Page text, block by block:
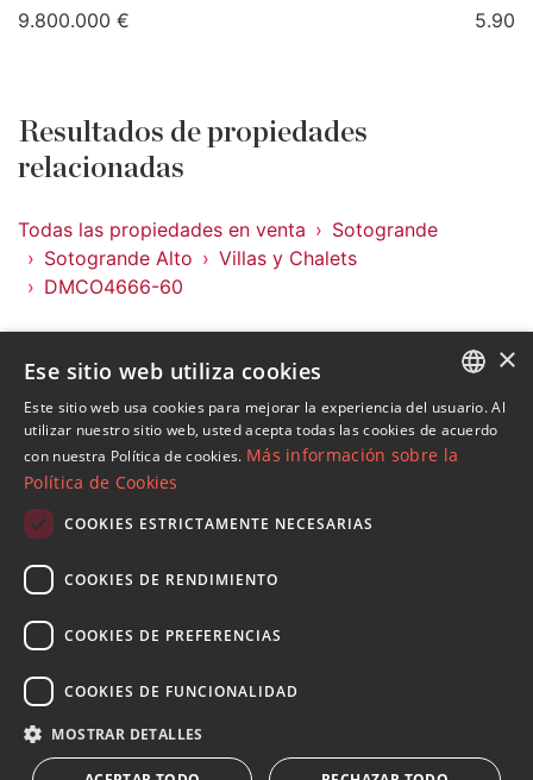
9.800.000 €
Resultados de propiedades
relacionadas
Todas las propiedades en venta
Sotogrande
Sotogrande Alto
Villas y Chalets
DMCO4666-60
Propiedades en Sotogrande
Villas y Chalets en Sotogrande Alto
Suscribase a nuestro Newsletter
Reciba novedades sobre propiedades , actualidad y
estilo de vida de Marbella
Acepto el
Le informamos que los datos personales obtenidos mediante
ENGLISH
SPANISH
×
Ese sitio web utiliza cookies
Este sitio web usa cookies para mejorar la experiencia del usuario. Al
utilizar nuestro sitio web, usted acepta todas las cookies de acuerdo
con nuestra Política de cookies. Más información sobre la
Política de Cookies
COOKIES ESTRICTAMENTE NECESARIAS
COOKIES DE RENDIMIENTO
COOKIES DE PREFERENCIAS
COOKIES DE FUNCIONALIDAD
MOSTRAR DETALLES